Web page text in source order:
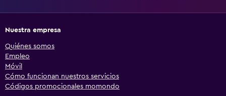
Nuestra empresa
Quiénes somos
Empleo
Móvil
Cómo funcionan nuestros servicios
Códigos promocionales momondo